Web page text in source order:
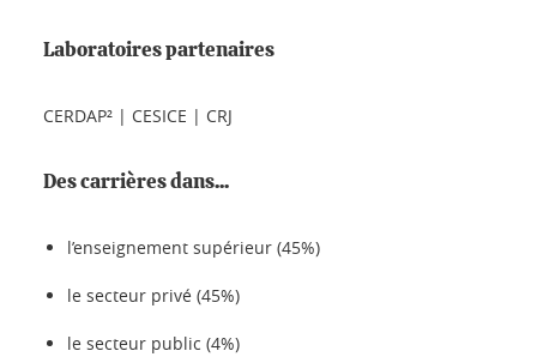
Laboratoires partenaires
CERDAP² | CESICE | CRJ
Des carrières dans...
l’enseignement supérieur (45%)
le secteur privé (45%)
le secteur public (4%)